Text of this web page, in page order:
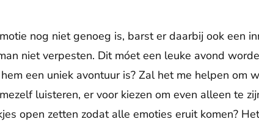
nog niet genoeg is, barst er daarbij ook een
niet verpesten. Dit móet een leuke avond
een uniek avontuur is? Zal het me helpen om
luisteren, er voor kiezen om even alleen te
open zetten zodat alle emoties eruit komen?